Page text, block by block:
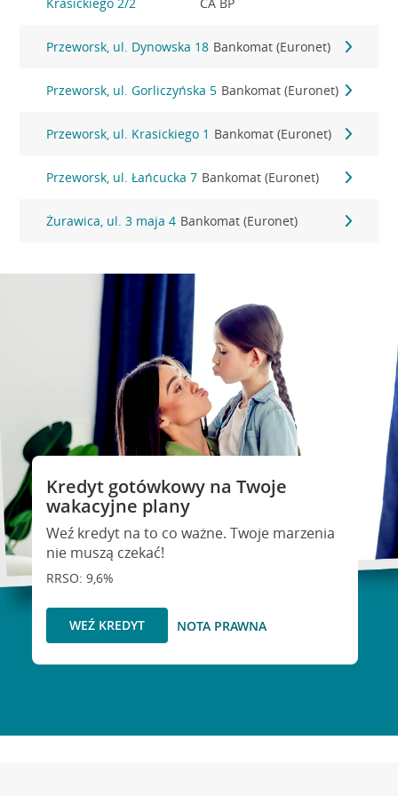
Przeworsk, ul. Dynowska 18 Bankomat (Euronet)
Przeworsk, ul. Gorliczyńska 5 Bankomat (Euronet)
Przeworsk, ul. Krasickiego 1 Bankomat (Euronet)
Przeworsk, ul. Łańcucka 7 Bankomat (Euronet)
Żurawica, ul. 3 maja 4 Bankomat (Euronet)
Kredyt gotówkowy na Twoje
wakacyjne plany
Weź kredyt na to co ważne. Twoje marzenia
nie muszą czekać!
RRSO: 9,6%
WEŹ KREDYT NOTA PRAWNA